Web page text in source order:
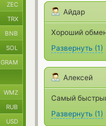
Айдар
Хороший
Развернуть (1)
Алексей
Самый
Развернуть (1)
ZEC
TRX
BNB
SOL
GRAM
WMZ
RUB
USD